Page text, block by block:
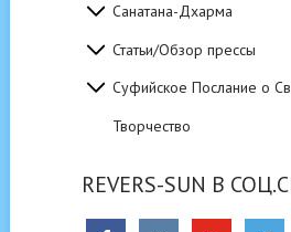
Санатана-Дхарма
Статьи/Обзор прессы
Суфийское Послание о
Творчество
REVERS-SUN В